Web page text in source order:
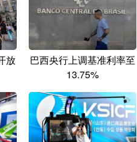
放
巴西央行上调基准利率至
13.75%